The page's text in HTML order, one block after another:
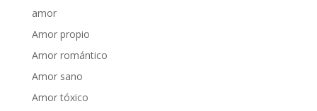
amor
Amor propio
Amor romántico
Amor sano
Amor tóxico